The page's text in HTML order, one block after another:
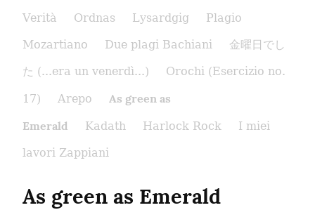
Verità
Ordnas Lysardgig
Plagio
Mozartiano
Due plagi Bachiani
金曜日でし
た (...era un venerdì...)
Orochi (Esercizio no.
17) Arepo
As green as
Emerald
Kadath Harlock Rock
I miei
lavori Zappiani
As green as Emerald